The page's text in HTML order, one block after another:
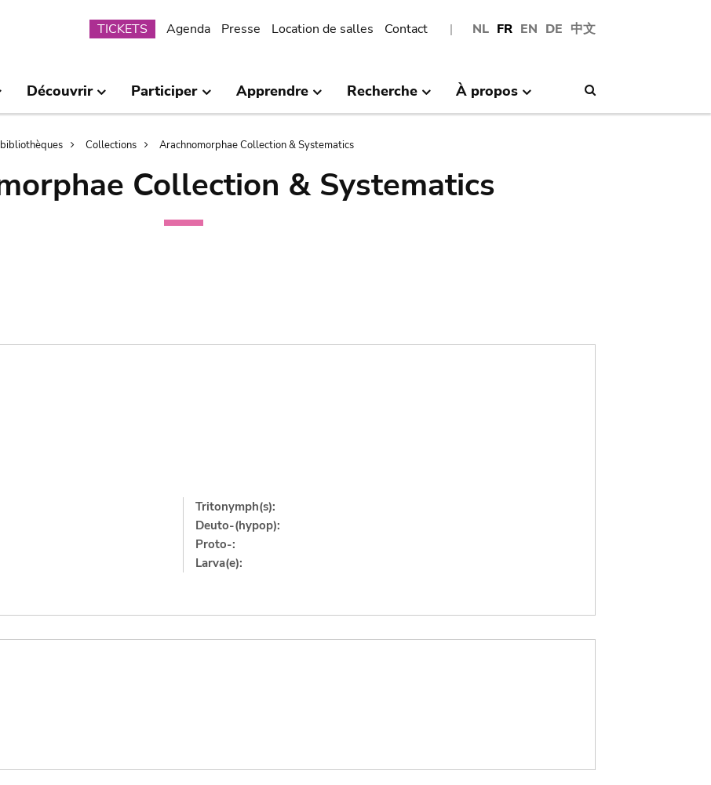
NL FR EN DE 中文
Submenu
TICKETS Agenda Presse Location de salles Contact
Découvrir Participer Apprendre Recherche À propos
Collections Arachnomorphae Collection & Systematics
Collection & Systematics
Tritonymph(s):
Deuto-(hypop):
Proto-:
Larva(e):